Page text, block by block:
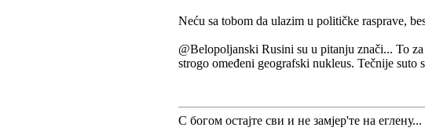
Neću sa tobom da ulazim u političke rasprave,
@Belopoljanski Rusini su u pitanju znači... To
strogo omeđeni geografski nukleus. Tečnije
С богом остајте сви и не замјер'те на еглену...